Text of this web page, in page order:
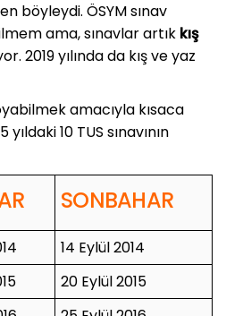
böyleydi. ÖSYM sınav
ama, sınavlar artık kış
2019 yılında da kış ve yaz
amacıyla kısaca
10 TUS sınavının
SONBAHAR
14 Eylül 2014
20 Eylül 2015